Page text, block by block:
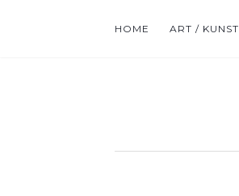
HOME ART / KUNST